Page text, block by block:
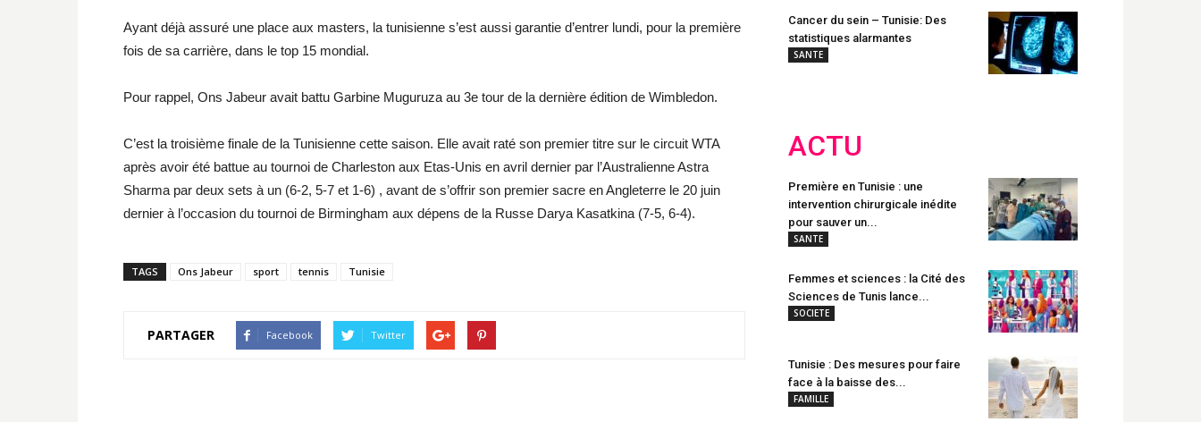
Ayant déjà assuré une place aux masters, la tunisienne s’est aussi garantie d’entrer lundi, pour la première
fois de sa carrière, dans le top 15 mondial.
Pour rappel, Ons Jabeur avait battu Garbine Muguruza au 3e tour de la dernière édition de Wimbledon.
C’est la troisième finale de la Tunisienne cette saison. Elle avait raté son premier titre sur le circuit WTA
après avoir été battue au tournoi de Charleston aux Etas-Unis en avril dernier par l’Australienne Astra
Sharma par deux sets à un (6-2, 5-7 et 1-6) , avant de s’offrir son premier sacre en Angleterre le 20 juin
dernier à l’occasion du tournoi de Birmingham aux dépens de la Russe Darya Kasatkina (7-5, 6-4).
TAGS Ons Jabeur sport tennis Tunisie
PARTAGER Facebook Twitter
Cancer du sein – Tunisie: Des
statistiques alarmantes
SANTE
ACTU
Première en Tunisie : une
intervention chirurgicale inédite
pour sauver un...
SANTE
Femmes et sciences : la Cité des
Sciences de Tunis lance...
SOCIETE
Tunisie : Des mesures pour faire
face à la baisse des...
FAMILLE